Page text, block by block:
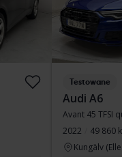
Testowane
Audi A6
Avant 45 TFSI
2022
49 860
Kungälv